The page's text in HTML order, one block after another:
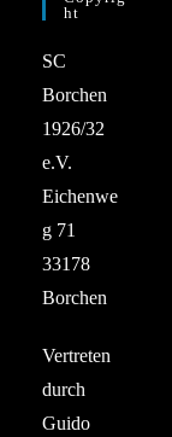
Ht
SC
Borchen
1926/32
e.V.
Eichenwe
g 71
33178
Borchen
Vertreten
durch
Guido